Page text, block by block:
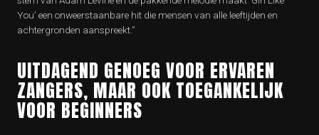
You’ een onweerstaanbare hit die mensen van alle leeftijden en
achtergronden aanspreekt.”
UITDAGEND GENOEG VOOR ERVAREN
ZANGERS, MAAR OOK TOEGANKELIJK
VOOR BEGINNERS